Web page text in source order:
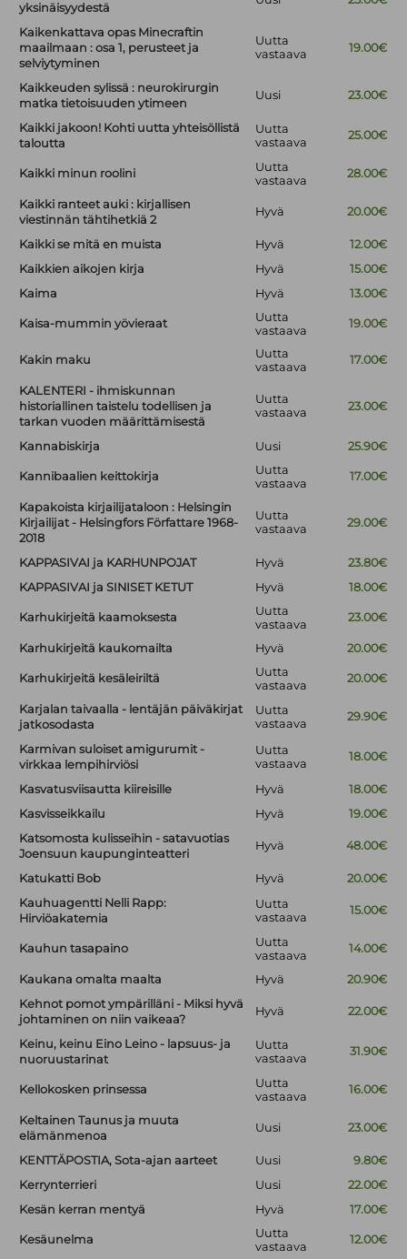
yksinäisyydestä
Kaikenkattava opas Minecraftin
maailmaan : osa 1, perusteet ja
selviytyminen
Uutta
vastaava
19.00€
Kaikkeuden sylissä : neurokirurgin
matka tietoisuuden ytimeen
Uusi 23.00€
Kaikki jakoon! Kohti uutta yhteisöllistä
taloutta
Uutta
vastaava
25.00€
Kaikki minun roolini
Uutta
vastaava
28.00€
Kaikki ranteet auki : kirjallisen
viestinnän tähtihetkiä 2
Hyvä 20.00€
Kaikki se mitä en muista Hyvä
12.00€
Kaikkien aikojen kirja
Hyvä
15.00€
Kaima
Hyvä 13.00€
Kaisa-mummin yövieraat
Uutta
vastaava
19.00€
Kakin maku
Uutta
vastaava
17.00€
KALENTERI - ihmiskunnan
historiallinen taistelu todellisen ja
tarkan vuoden määrittämisestä
Uutta
vastaava
23.00€
Kannabiskirja Uusi 25.90€
Kannibaalien keittokirja
Uutta
vastaava
17.00€
Kapakoista kirjailijataloon : Helsingin
Kirjailijat - Helsingfors Författare 1968-
2018
Uutta
vastaava
29.00€
KAPPASIVAI ja KARHUNPOJAT Hyvä
23.80€
KAPPASIVAI ja SINISET KETUT
Hyvä 18.00€
Karhukirjeitä kaamoksesta
Uutta
vastaava
23.00€
Karhukirjeitä kaukomailta Hyvä 20.00€
Karhukirjeitä kesäleiriltä
Uutta
vastaava
20.00€
Karjalan taivaalla - lentäjän päiväkirjat
jatkosodasta
Uutta
vastaava
29.90€
Karmivan suloiset amigurumit -
virkkaa lempihirviösi
Uutta
vastaava
18.00€
Kasvatusviisautta kiireisille Hyvä
18.00€
Kasvisseikkailu
Hyvä
19.00€
Katsomosta kulisseihin - satavuotias
Joensuun kaupunginteatteri
Hyvä 48.00€
Katukatti Bob Hyvä
20.00€
Kauhuagentti Nelli Rapp:
Hirviöakatemia
Uutta
vastaava
15.00€
Kauhun tasapaino
Uutta
vastaava
14.00€
Kaukana omalta maalta Hyvä
20.90€
Kehnot pomot ympärilläni - Miksi hyvä
johtaminen on niin vaikeaa?
Hyvä 22.00€
Keinu, keinu Eino Leino - lapsuus- ja
nuoruustarinat
Uutta
vastaava
31.90€
Kellokosken prinsessa
Uutta
vastaava
16.00€
Keltainen Taunus ja muuta
elämänmenoa
Uusi 23.00€
KENTTÄPOSTIA, Sota-ajan aarteet Uusi
9.80€
Kerrynterrieri
Uusi
22.00€
Kesän kerran mentyä
Hyvä 17.00€
Kesäunelma
Uutta
vastaava
12.00€